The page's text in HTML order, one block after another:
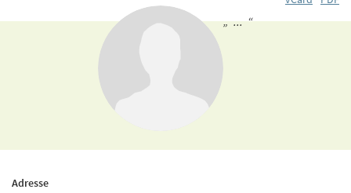
„ ... “
Adresse